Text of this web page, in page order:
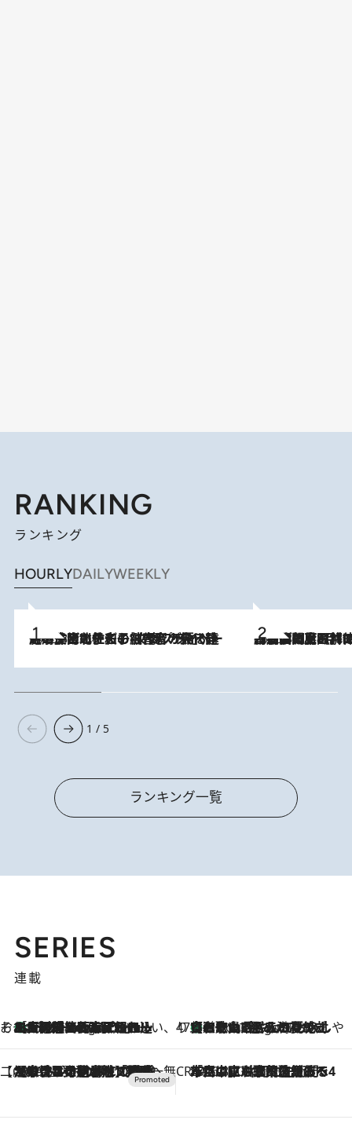
RANKING
ランキング
HOURLYDAILYWEEKLY
2026.8.3
《「文士の子ども被害者の会」発足！》阿川佐和子（72）が語る遠藤周作に北杜夫、劇作家・矢代静一の子どもたちの“文豪プライベート事件簿” 2026.8.8
「最後に見られてよかった」上野動物園の東園パンダ舎が解体前に特別公開。8月16日まで延長されたパネル展と共に辿る“半世紀”のパンダ飼育《解体工事の図面あり》
1 / 5
ランキング一覧
SERIES
連載
そおだよおこの関西おいしい、おやつ紀行6 Hours Ago
［大阪府箕面市］一皿一皿目の前で仕上げられる、料理を巧みに組み込んだアシェットデセールコース「ミチル アシェット デセール（Michiru assiette dessert）」 47都道府県の手みやげ ひんやりスイーツで夏を満喫
6 Hours Ago
【和歌山県】この夏絶対食べたい 冷やしておいしいおやつ3選 みかんがごろっと丸ごと入ったジュレ
【CREA×星野リゾート】唯一無二。癒しと発見が待つ場所へ
2026.8.7
【トンボの足水浴】ヒノキの香りに包まれて涼感マックス！約13℃の湧水かけ流しを避暑地「星野温泉 トンボの湯」で体験 CREA'S CHOICE
2026.8.7
「立川にも歌舞伎があるんだよ」 片岡仁左衛門・市川中車ら豪華座組みで4年目の立川立飛歌舞伎へ